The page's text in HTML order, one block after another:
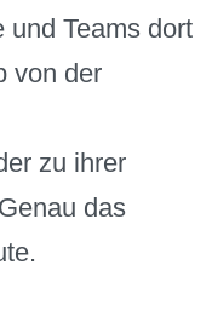
und Teams dort
von der
zu ihrer
das